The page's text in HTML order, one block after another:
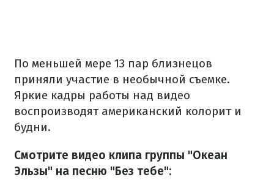
По меньшей мере 13 пар близнецов
приняли участие в необычной съемке.
Яркие кадры работы над видео
воспроизводят американский колорит и
будни.
Смотрите видео клипа группы "Океан
Эльзы" на песню "Без тебе":